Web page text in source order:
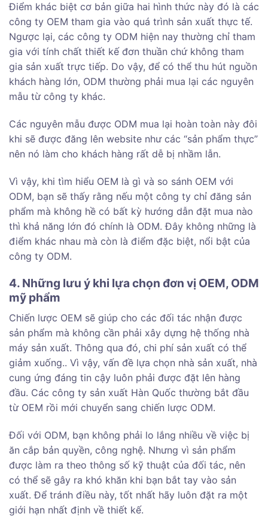
Điểm khác biệt cơ bản giữa hai hình thức này đó là các
công ty OEM tham gia vào quá trình sản xuất thực tế.
Ngược lại, các công ty ODM hiện nay thường chỉ tham
gia với tính chất thiết kế đơn thuần chứ không tham
gia sản xuất trực tiếp. Do vậy, để có thể thu hút nguồn
khách hàng lớn, ODM thường phải mua lại các nguyên
mẫu từ công ty khác.
Các nguyên mẫu được ODM mua lại hoàn toàn này đôi
khi sẽ được đăng lên website như các “sản phẩm thực”
nên nó làm cho khách hàng rất dễ bị nhầm lẫn.
Vì vậy, khi tìm hiểu OEM là gì và so sánh OEM với
ODM, bạn sẽ thấy rằng nếu một công ty chỉ đăng sản
phẩm mà không hề có bất kỳ hướng dẫn đặt mua nào
thì khả năng lớn đó chính là ODM. Đây không những là
điểm khác nhau mà còn là điểm đặc biệt, nổi bật của
công ty ODM.
4. Những lưu ý khi lựa chọn đơn vị OEM, ODM
mỹ phẩm
Chiến lược OEM sẽ giúp cho các đối tác nhận được
sản phẩm mà không cần phải xây dựng hệ thống nhà
máy sản xuất. Thông qua đó, chi phí sản xuất có thể
giảm xuống.. Vì vậy, vấn đề lựa chọn nhà sản xuất, nhà
cung ứng đáng tin cậy luôn phải được đặt lên hàng
đầu. Các công ty sản xuất Hàn Quốc thường bắt đầu
từ OEM rồi mới chuyển sang chiến lược ODM.
Đối với ODM, bạn không phải lo lắng nhiều về việc bị
ăn cắp bản quyền, công nghệ. Nhưng vì sản phẩm
được làm ra theo thông số kỹ thuật của đối tác, nên
có thể sẽ gây ra khó khăn khi bạn bắt tay vào sản
xuất. Để tránh điều này, tốt nhất hãy luôn đặt ra một
giới hạn nhất định về thiết kế.